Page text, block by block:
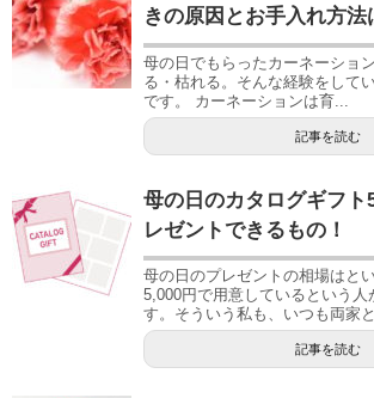
きの原因とお手入れ方法
母の日でもらったカーネーショ
る・枯れる。そんな経験をして
です。 カーネーションは育...
記事を読む
母の日のカタログギフト
レゼントできるもの！
母の日のプレゼントの相場はと
5,000円で用意しているという人
す。そういう私も、いつも両家
記事を読む